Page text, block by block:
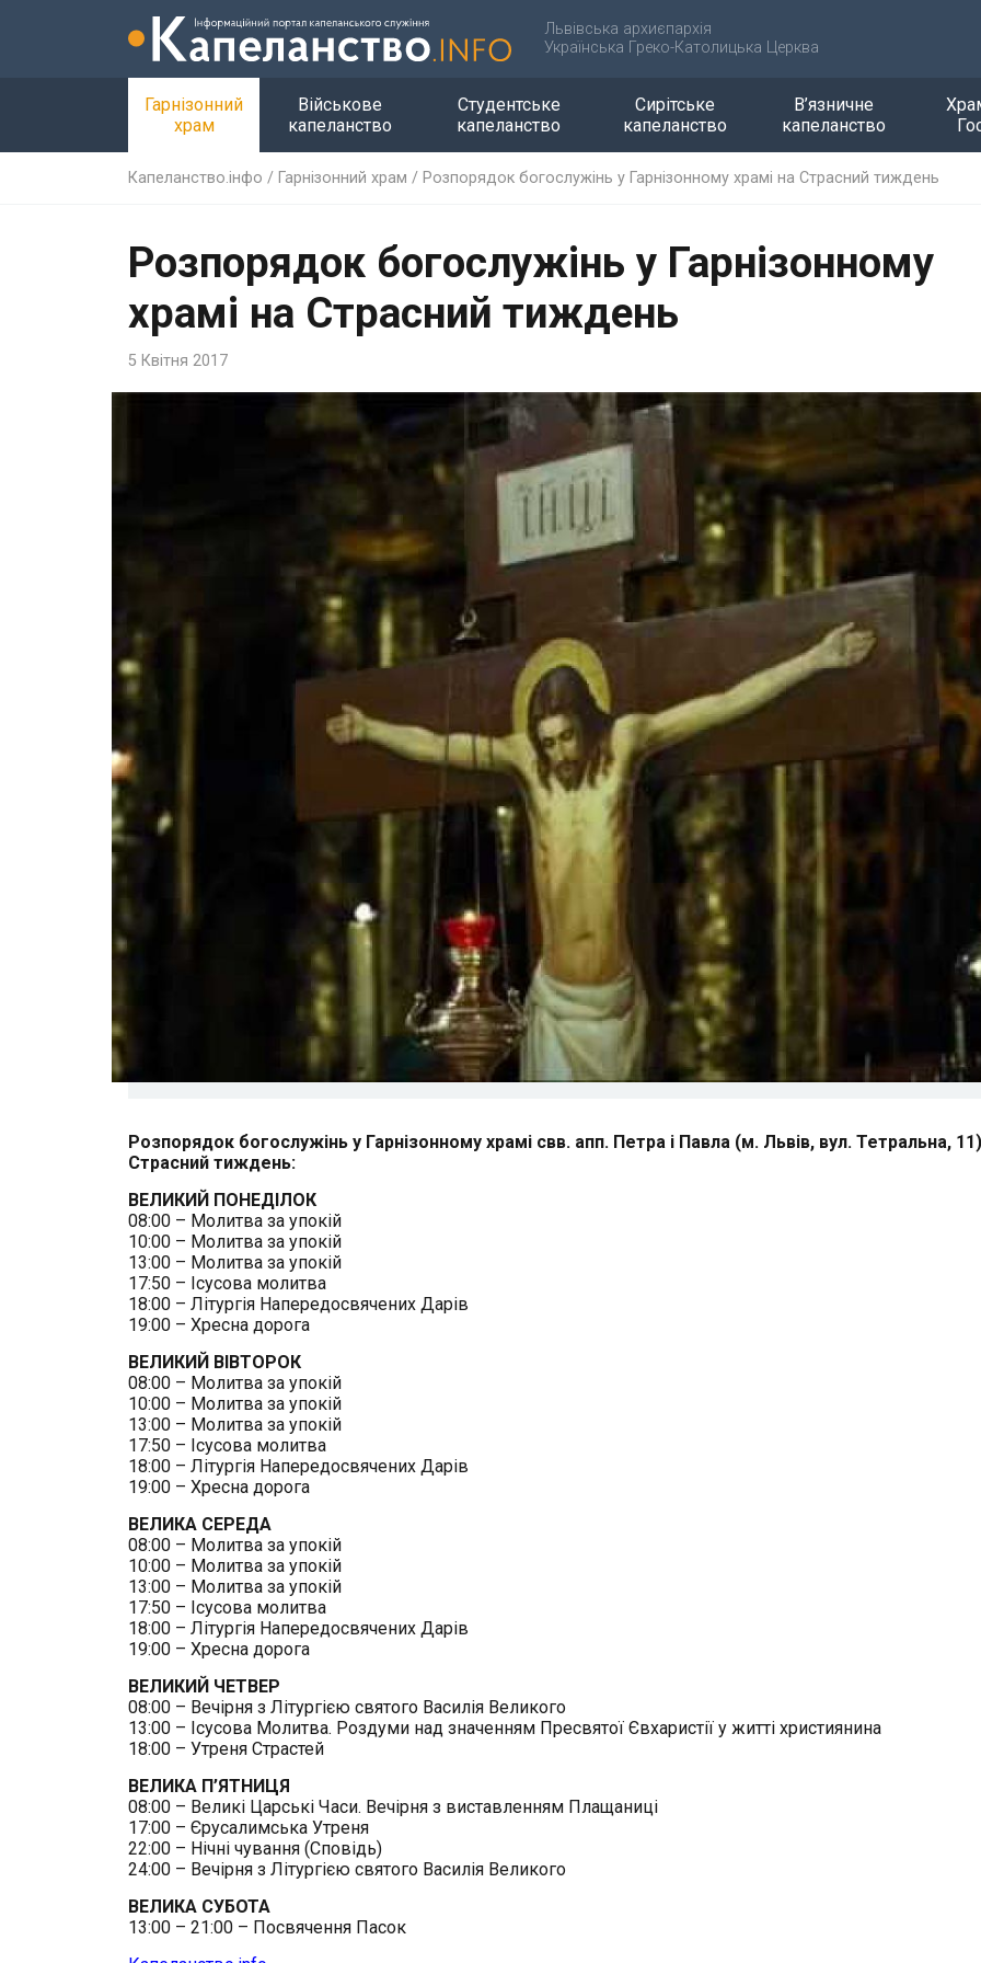
Львівська архиєпархія
Українська Греко-Католицька Церква
Гарнізонний
храм
Військове
капеланство
Студентське
капеланство
Сирітське
капеланство
В’язничне
капеланство
Капеланство.інфо / Гарнізонний храм / Розпорядок богослужінь у Гарнізонному храмі на Страсний тиждень
Розпорядок богослужінь у Гарнізонному
храмі на Страсний тиждень
5 Квітня 2017
Розпорядок богослужінь у Гарнізонному храмі свв. апп. Петра і Павла (м. Львів, вул. Тетральна,
Страсний тиждень:
ВЕЛИКИЙ ПОНЕДІЛОК
08:00 – Молитва за упокій
10:00 – Молитва за упокій
13:00 – Молитва за упокій
17:50 – Ісусова молитва
18:00 – Літургія Напередосвячених Дарів
19:00 – Хресна дорога
ВЕЛИКИЙ ВІВТОРОК
08:00 – Молитва за упокій
10:00 – Молитва за упокій
13:00 – Молитва за упокій
17:50 – Ісусова молитва
18:00 – Літургія Напередосвячених Дарів
19:00 – Хресна дорога
ВЕЛИКА СЕРЕДА
08:00 – Молитва за упокій
10:00 – Молитва за упокій
13:00 – Молитва за упокій
17:50 – Ісусова молитва
18:00 – Літургія Напередосвячених Дарів
19:00 – Хресна дорога
ВЕЛИКИЙ ЧЕТВЕР
08:00 – Вечірня з Літургією святого Василія Великого
13:00 – Ісусова Молитва. Роздуми над значенням Пресвятої Євхаристії у житті християнина
18:00 – Утреня Страстей
ВЕЛИКА П’ЯТНИЦЯ
08:00 – Великі Царські Часи. Вечірня з виставленням Плащаниці
17:00 – Єрусалимська Утреня
22:00 – Нічні чування (Сповідь)
24:00 – Вечірня з Літургією святого Василія Великого
ВЕЛИКА СУБОТА
13:00 – 21:00 – Посвячення Пасок